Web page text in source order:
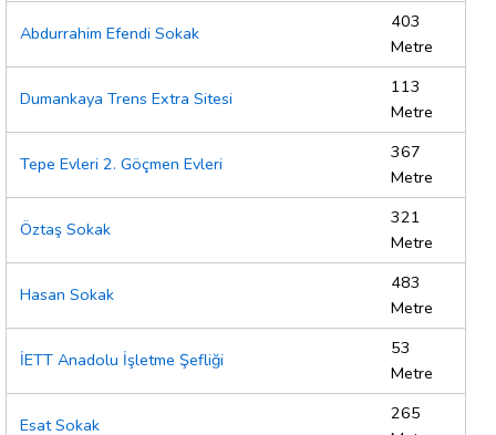
Abdurrahim Efendi Sokak
403
Metre
Dumankaya Trens Extra Sitesi
113
Metre
Tepe Evleri 2. Göçmen Evleri
367
Metre
Öztaş Sokak
321
Metre
Hasan Sokak
483
Metre
İETT Anadolu İşletme Şefliği
53
Metre
Esat Sokak
265